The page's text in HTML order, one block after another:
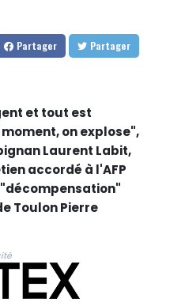
Partager Partager
et tout est
on explose",
Laurent Labit,
accordé à l'AFP
Toulon Pierre